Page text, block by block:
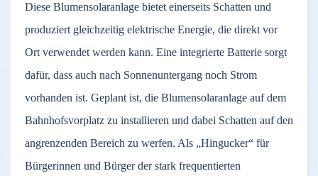
Diese Blumensolaranlage bietet einerseits Schatten und
produziert gleichzeitig elektrische Energie, die direkt vor
Ort verwendet werden kann. Eine integrierte Batterie sorgt
dafür, dass auch nach Sonnenuntergang noch Strom
vorhanden ist. Geplant ist, die Blumensolaranlage auf dem
Bahnhofsvorplatz zu installieren und dabei Schatten auf den
angrenzenden Bereich zu werfen. Als „Hingucker“ für
Bürgerinnen und Bürger der stark frequentierten